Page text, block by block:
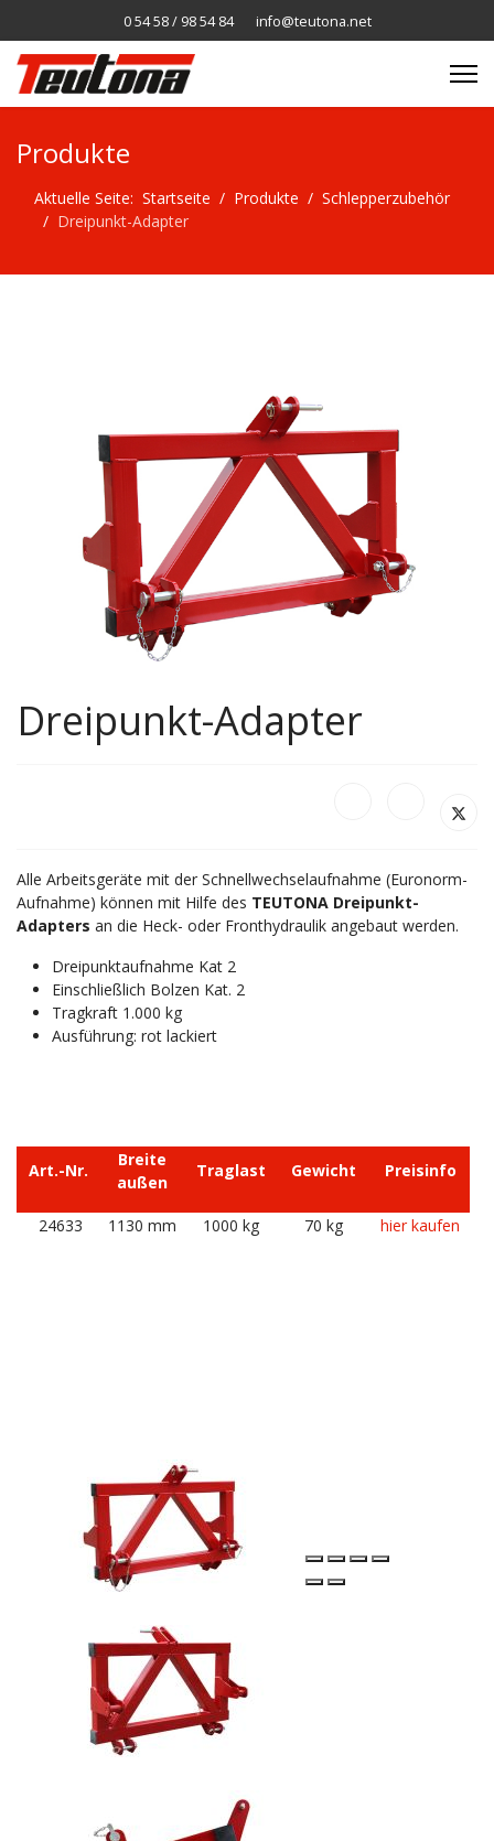
0 54 58 / 98 54 84 info@teutona.net
Produkte
Aktuelle Seite: Startseite Produkte
Schlepperzubehör
Dreipunkt-Adapter
Dreipunkt-Adapter
Alle Arbeitsgeräte mit der Schnellwechselaufnahme (Euronorm-
Aufnahme) können mit Hilfe des TEUTONA Dreipunkt-
Adapters an die Heck- oder Fronthydraulik angebaut werden.
Dreipunktaufnahme Kat 2
Einschließlich Bolzen Kat. 2
Tragkraft 1.000 kg
Ausführung: rot lackiert
Art.-Nr.
Breite
außen
Traglast Gewicht Preisinfo
24633 1130 mm 1000 kg 70 kg hier kaufen